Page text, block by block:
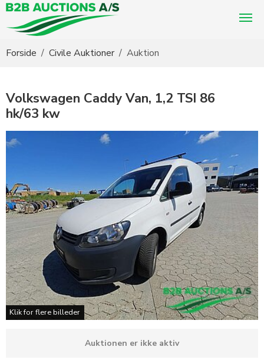
Forside Civile Auktioner Auktion
Volkswagen Caddy Van, 1,2 TSI 86
hk/63 kw
Klik for flere billeder
Auktionen er ikke aktiv